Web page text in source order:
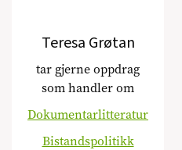
Teresa Grøtan
tar gjerne oppdrag
som handler om
Dokumentarlitteratur
Bistandspolitikk